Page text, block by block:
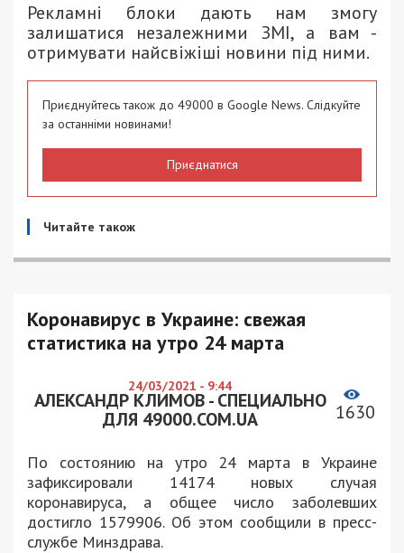
Рекламні блоки дають нам змогу
залишатися незалежними ЗМІ, а вам -
отримувати найсвіжіші новини під ними.
Приєднуйтесь також до 49000 в Google News. Слідкуйте
за останніми новинами!
Приєднатися
Читайте також
Коронавирус в Украине: свежая
статистика на утро 24 марта
24/03/2021 - 9:44
АЛЕКСАНДР КЛИМОВ - СПЕЦИАЛЬНО
ДЛЯ 49000.COM.UA
1630
По состоянию на утро 24 марта в Украине
зафиксировали 14174 новых случая
коронавируса, а общее число заболевших
достигло 1579906. Об этом сообщили в пресс-
службе Минздрава.